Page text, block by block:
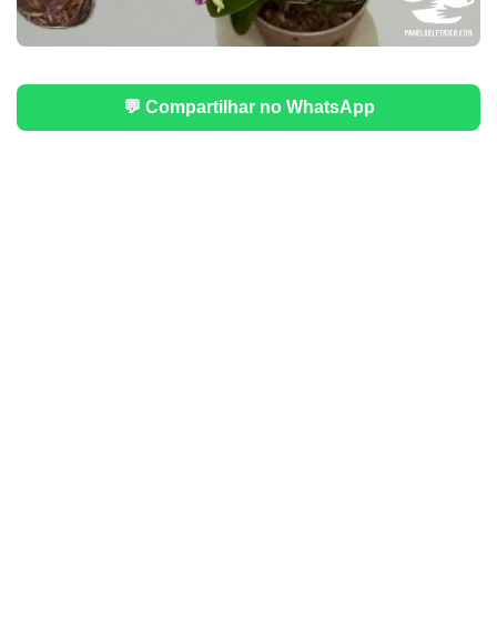
💬 Compartilhar no WhatsApp